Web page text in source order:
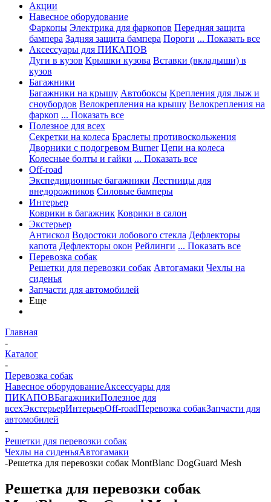
Акции
Навесное оборудование
Фаркопы Электрика для фаркопов Передняя защита
бампера Задняя защита бампера Пороги ... Показать все
Аксессуары для ПИКАПОВ
Дуги в кузов Крышки кузова Вставки (вкладыши) в
кузов
Багажники
Багажники на крышу Автобоксы Крепления для лыж и
сноубордов Велокрепления на крышу Велокрепления на
фаркоп ... Показать все
Полезное для всех
Секретки на колеса Браслеты противоскольжения
Дворники с подогревом Burner Цепи на колеса
Колесные болты и гайки ... Показать все
Off-road
Экспедиционные багажники Лестницы для
внедорожников Силовые бамперы
Интерьер
Коврики в багажник Коврики в салон
Экстерьер
Антискол Водостоки лобового стекла Дефлекторы
капота Дефлекторы окон Рейлинги ... Показать все
Перевозка собак
Решетки для перевозки собак Автогамаки Чехлы на
сиденья
Запчасти для автомобилей
Еще
Главная
-
Каталог
-
Перевозка собак
Навесное оборудованиеАксессуары для
ПИКАПОВБагажникиПолезное для
всехЭкстерьерИнтерьерOff-roadПеревозка собакЗапчасти для
автомобилей
-
Решетки для перевозки собак
Чехлы на сиденьяАвтогамаки
-Решетка для перевозки собак MontBlanc DogGuard Mesh
Решетка для перевозки собак